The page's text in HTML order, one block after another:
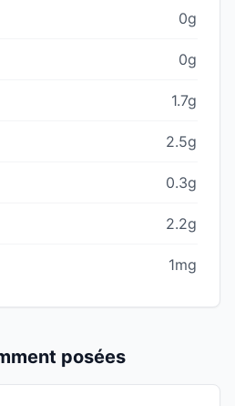
0g
0g
1.7g
2.5g
0.3g
2.2g
1mg
posées